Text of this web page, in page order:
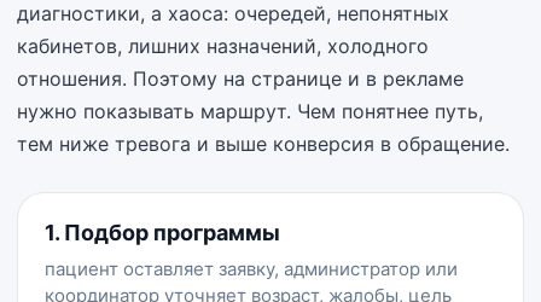
диагностики, а хаоса: очередей, непонятных
кабинетов, лишних назначений, холодного
отношения. Поэтому на странице и в рекламе
нужно показывать маршрут. Чем понятнее путь,
тем ниже тревога и выше конверсия в обращение.
1. Подбор программы
пациент оставляет заявку, администратор или
координатор уточняет возраст, жалобы, цель